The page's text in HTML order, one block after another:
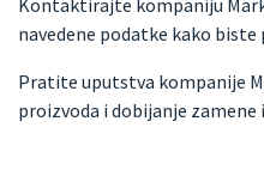
Kontaktirajte kompaniju
navedene podatke kako
Pratite uputstva kompanije
proizvoda i dobijanje zamene